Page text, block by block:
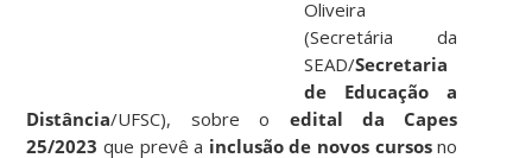
Oliveira
(Secretária da
SEAD/Secretaria
de Educação a
Distância/UFSC), sobre o edital da Capes
25/2023 que prevê a inclusão de novos cursosno